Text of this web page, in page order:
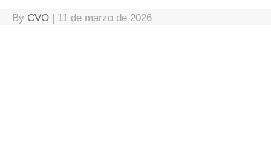
By CVO | 11 de marzo de 2026